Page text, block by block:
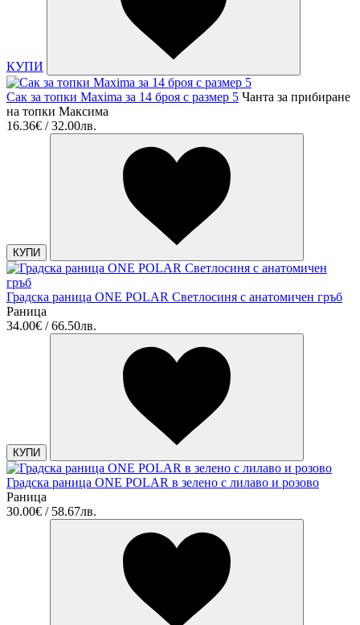
КУПИ
Сак за топки Maxima за 14 броя с размер 5 Чанта за прибиране
на топки Максима
16.36€ / 32.00лв.
КУПИ
Градска раница ONE POLAR Светлосиня с анатомичен гръб
Раница
34.00€ / 66.50лв.
КУПИ
Градска раница ONE POLAR в зелено с лилаво и розово
Раница
30.00€ / 58.67лв.